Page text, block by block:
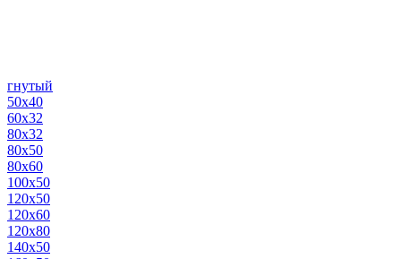
гнутый
50х40
60х32
80х32
80х50
80х60
100х50
120х50
120х60
120х80
140х50